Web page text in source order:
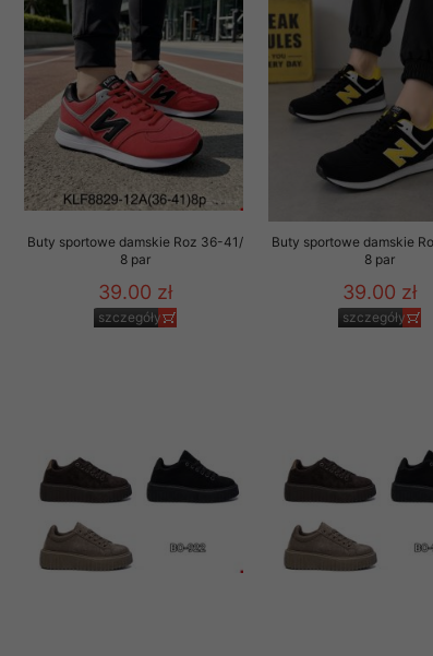
Buty sportowe damskie Roz 36-41/
8 par
39.00 zł
szczegóły
Buty sportowe damskie
8 par
39.00 zł
szczegóły